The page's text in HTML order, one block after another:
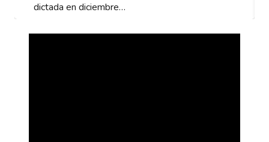
dictada en diciembre…